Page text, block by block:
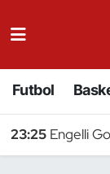
Futbol
23:25 Engelli